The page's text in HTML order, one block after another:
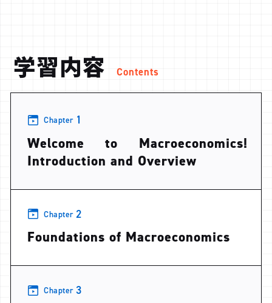
学習内容 Contents
Chapter 1
Welcome to Macroeconomics!
Introduction and Overview
Chapter 2
Foundations of Macroeconomics
Chapter 3